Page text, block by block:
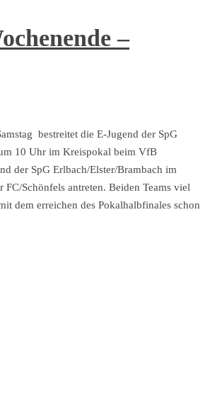
–
bestreitet die E-Jugend der SpG
10 Uhr im Kreispokal beim VfB
der SpG Erlbach/Elster/Brambach im
Schönfels antreten. Beiden Teams viel
dem erreichen des Pokalhalbfinales schon